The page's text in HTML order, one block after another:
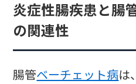
炎症性腸疾患と腸
の関連性
腸管ベーチェット病は